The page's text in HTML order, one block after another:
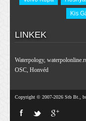
Kis
LINKEK
Waterpology,
OSC, Honvéd
Copyright © 2007-2026 Stb Bt.,